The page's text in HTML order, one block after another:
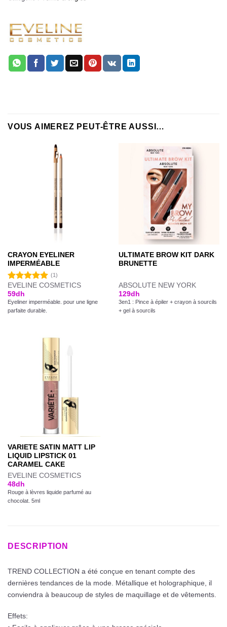
VOUS AIMEREZ PEUT-ÊTRE AUSSI…
CRAYON EYELINER
IMPERMÉABLE
Note5.00
sur 5
(1)
EVELINE COSMETICS
59dh
Eyeliner imperméable. pour une ligne
parfaite durable.
ULTIMATE BROW KIT DARK
BRUNETTE
ABSOLUTE NEW YORK
129dh
3en1 : Pince à épiler + crayon à sourcils
+ gel à sourcils
VARIETE SATIN MATT LIP
LIQUID LIPSTICK 01
CARAMEL CAKE
EVELINE COSMETICS
48dh
Rouge à lèvres liquide parfumé au
chocolat. 5ml
DESCRIPTION
TREND COLLECTION a été conçue en tenant compte des
dernières tendances de la mode. Métallique et holographique, il
conviendra à beaucoup de styles de maquillage et de vêtements.
Effets: